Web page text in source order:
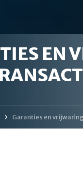
EN
Garanties en